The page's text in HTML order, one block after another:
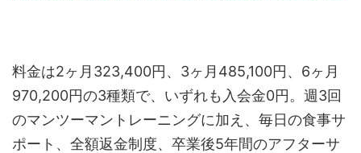
料金は2ヶ月323,400円、3ヶ月485,100円、6ヶ月
970,200円の3種類で、いずれも入会金0円。週3回
のマンツーマントレーニングに加え、毎日の食事サ
ポート、全額返金制度、卒業後5年間のアフターサ